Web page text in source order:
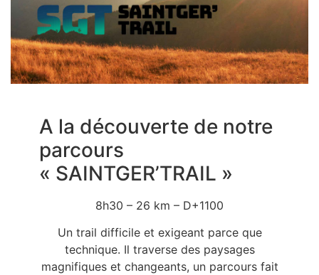
A la découverte de notre
parcours
« SAINTGER’TRAIL »
8h30 – 26 km – D+1100
Un trail difficile et exigeant parce que
technique. Il traverse des paysages
magnifiques et changeants, un parcours fait